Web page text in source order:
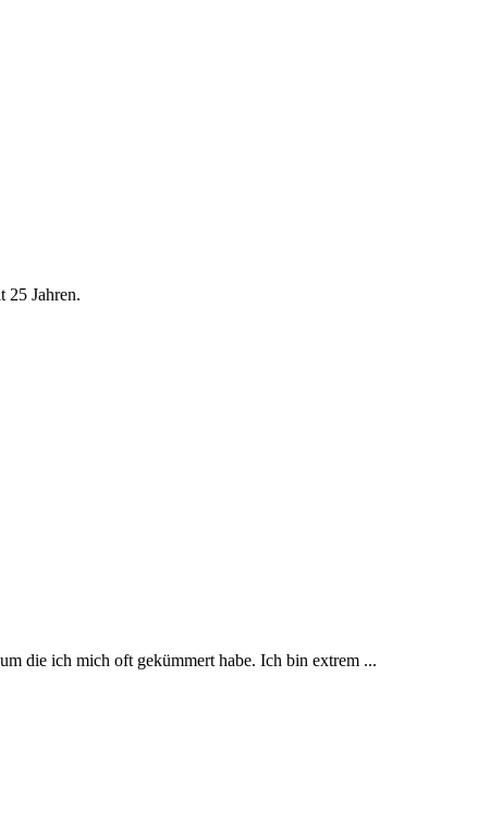
25 Jahren.
die ich mich oft gekümmert habe. Ich bin extrem ...